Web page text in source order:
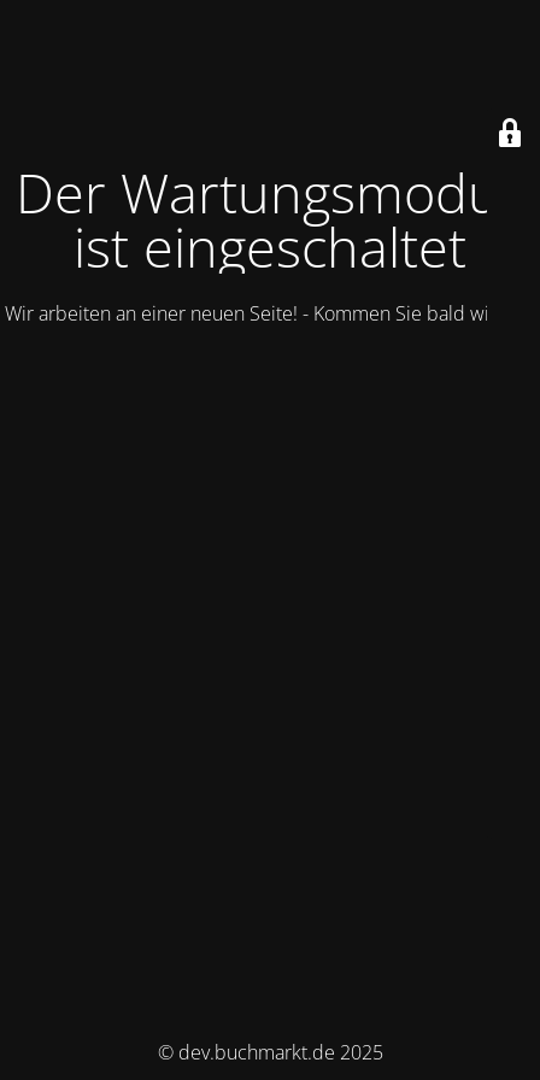
Der Wartungsmodus
ist eingeschaltet
Wir arbeiten an einer neuen Seite! - Kommen Sie bald wieder.
© dev.buchmarkt.de 2025